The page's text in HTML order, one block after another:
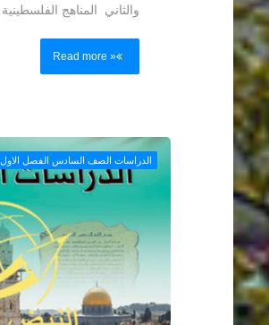
والثاني المناهج
Read more »
الدراسات الصف السادس الفصل الاول